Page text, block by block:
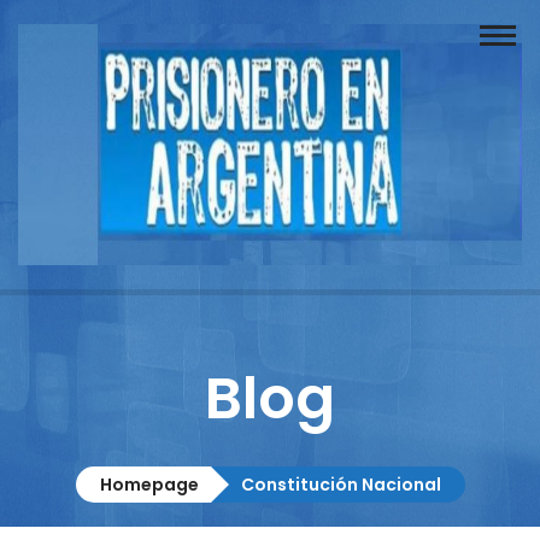
Buscador
Documentos
Columnistas
Contacto
Blog
Homepage Constitución Nacional